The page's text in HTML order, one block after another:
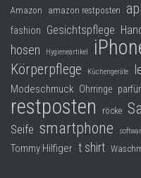
Amazon amazon restposten
fashion Gesichtspflege
hosen Hygieneartikel
Körperpflege Küchengeräte
Modeschmuck Ohrringe
restposten röcke
Seife smartphone
Tommy Hilfiger t shirt